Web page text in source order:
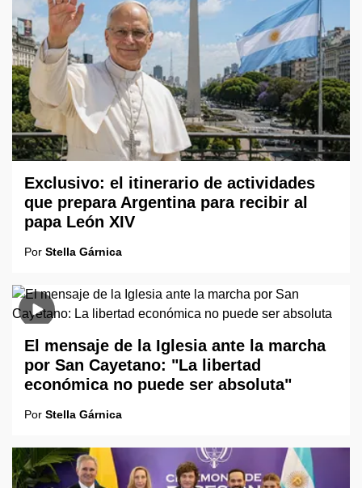
Exclusivo: el itinerario de actividades
que prepara Argentina para recibir al
papa León XIV
Por Stella Gárnica
El mensaje de la Iglesia ante la marcha
por San Cayetano: "La libertad
económica no puede ser absoluta"
Por Stella Gárnica